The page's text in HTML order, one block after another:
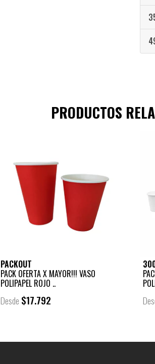
PRODUCTOS
PACKOUT
PACK OFERTA X MAYOR!!! VASO
POLIPAPEL ROJO ..
Desde $17.792